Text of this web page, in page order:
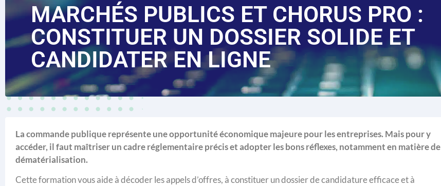
MARCHÉS PUBLICS ET CHORUS PRO :
CONSTITUER UN DOSSIER SOLIDE ET
CANDIDATER EN LIGNE
La commande publique représente une opportunité économique majeure pour les entreprises. Mais pour y
accéder, il faut maîtriser un cadre réglementaire précis et adopter les bons réflexes, notamment en matière de
dématérialisation.
Cette formation vous aide à décoder les appels d’offres, à constituer un dossier de candidature efficace et à